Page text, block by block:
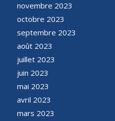
novembre 2023
octobre 2023
septembre 2023
août 2023
juillet 2023
juin 2023
mai 2023
avril 2023
mars 2023